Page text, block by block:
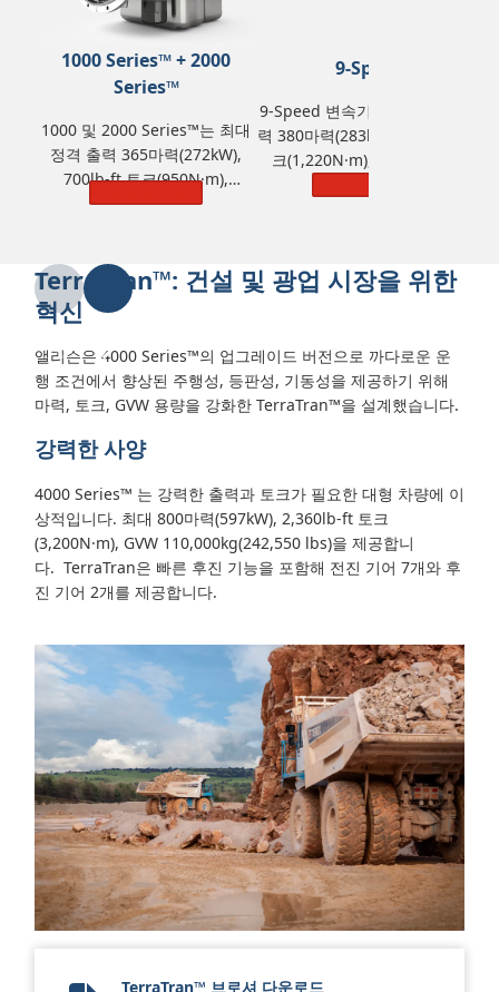
1000 Series™ + 2000
Series™
1000 및 2000 Series™는 최대
정격 출력 365마력(272kW),
700lb-ft 토크(950N·m),
GVW(총중량) 14,968kg(33,000
9-Speed
9-Speed 변속기는 최대 정격 출
력 380마력(283kW), 900lb-ft 토
크(1,220N·m), GVW(총중량)
TerraTran™: 건설 및 광업 시장을 위한
혁신
앨리슨은 4000 Series™의 업그레이드 버전으로 까다로운 운
행 조건에서 향상된 주행성, 등판성, 기동성을 제공하기 위해
마력, 토크, GVW 용량을 강화한 TerraTran™을 설계했습니다.
강력한 사양
4000 Series™ 는 강력한 출력과 토크가 필요한 대형 차량에 이
상적입니다. 최대 800마력(597kW), 2,360lb-ft 토크
(3,200N·m), GVW 110,000kg(242,550 lbs)을 제공합니
다. TerraTran은 빠른 후진 기능을 포함해 전진 기어 7개와 후
진 기어 2개를 제공합니다.
TerraTran™ 브로셔 다운로드